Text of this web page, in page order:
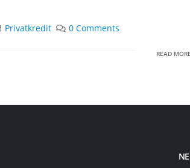
Privatkredit 0 Comments
READ